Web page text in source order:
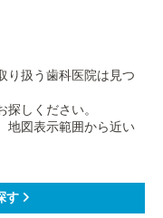
り扱う歯科医院は見つ
しください。
地図表示範囲から近い